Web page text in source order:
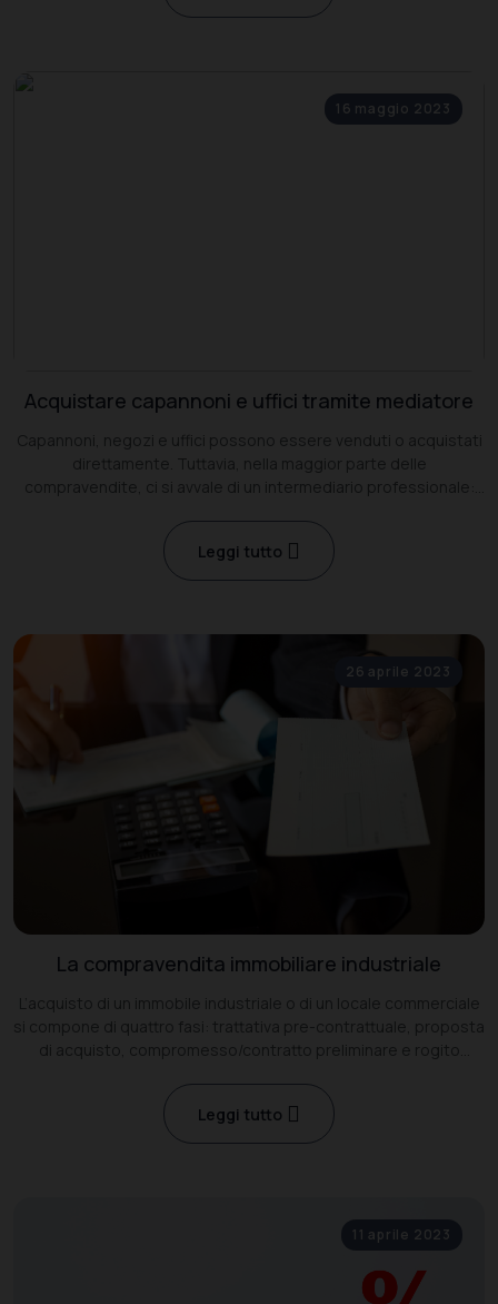
16 maggio 2023
Acquistare capannoni e uffici tramite mediatore
Capannoni, negozi e uffici possono essere venduti o acquistati
direttamente. Tuttavia, nella maggior parte delle
compravendite, ci si avvale di un intermediario professionale:
Leggi tutto
26 aprile 2023
La compravendita immobiliare industriale
L’acquisto di un immobile industriale o di un locale commerciale
si compone di quattro fasi: trattativa pre-contrattuale, proposta
di acquisto, compromesso/contratto preliminare e rogito
Leggi tutto
11 aprile 2023